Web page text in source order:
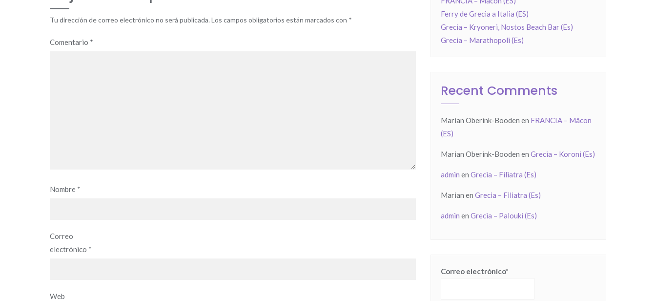
Tu dirección de correo electrónico no será publicada. Los campos obligatorios están marcados con *
Comentario *
Nombre *
Correo
electrónico *
Web
Ferry de Grecia a Italia (ES)
Grecia – Kryoneri, Nostos Beach Bar (Es)
Grecia – Marathopoli (Es)
Recent Comments
Marian Oberink-Booden en FRANCIA – Mâcon
(ES)
Marian Oberink-Booden en Grecia – Koroni (Es)
admin en Grecia – Filiatra (Es)
Marian en Grecia – Filiatra (Es)
admin en Grecia – Palouki (Es)
Correo electrónico*